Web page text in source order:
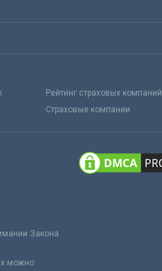
Рейтинг страховых компаний
Страховые компании
Закона
можно